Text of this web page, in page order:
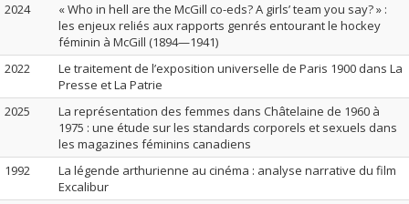
2024
« Who in hell are the McGill co-eds? A girls’ team you say? » :
les enjeux reliés aux rapports genrés entourant le hockey
féminin à McGill (1894—1941)
2022
Le traitement de l’exposition universelle de Paris 1900 dans La
Presse et La Patrie
2025
La représentation des femmes dans Châtelaine de 1960 à
1975 : une étude sur les standards corporels et sexuels dans
les magazines féminins canadiens
1992
La légende arthurienne au cinéma : analyse narrative du film
Excalibur